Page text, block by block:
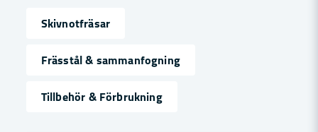
Namn
email
Skivnotfräsar
Frässtål & sammanfogning
Tillbehör & Förbrukning